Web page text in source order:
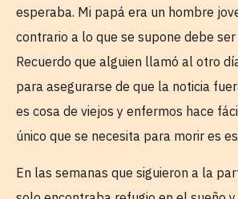
esperaba. Mi papá era un hombre
contrario a lo que se supone debe
Recuerdo que alguien llamó al otro
para asegurarse de que la noticia
es cosa de viejos y enfermos hace
único que se necesita para morir es
En las semanas que siguieron a la